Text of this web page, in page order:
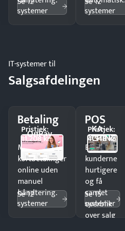
systemer systemer
IT-systemer til
Salgsafdelingen
Betaling
OnPay
Pristjek:
11.208 kr
Modtag
kortbetalinger
online uden
manuel
håndtering.
Se 12
systemer
POS
KA-
CHING
Pristjek:
4.548 kr
Ekspedér
kunderne
hurtigere
og få
samlet
overblik
over salg
Se 15
systemer